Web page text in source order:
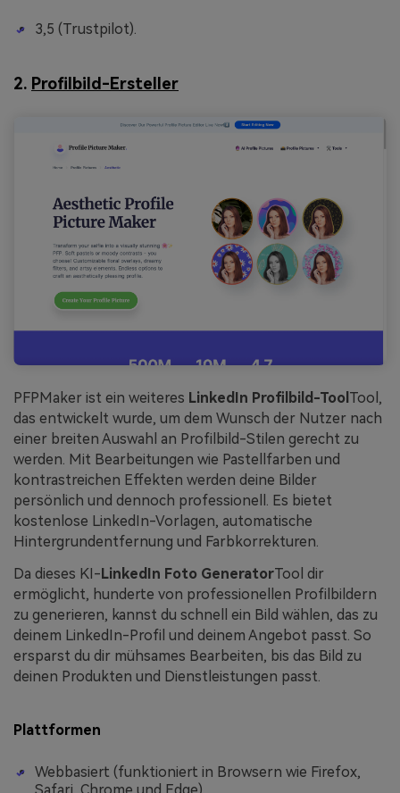
3,5 (Trustpilot).
2. Profilbild-Ersteller
PFPMaker ist ein weiteres LinkedIn Profilbild-Tool Tool,
das entwickelt wurde, um dem Wunsch der Nutzer nach
einer breiten Auswahl an Profilbild-Stilen gerecht zu
werden. Mit Bearbeitungen wie Pastellfarben und
kontrastreichen Effekten werden deine Bilder
persönlich und dennoch professionell. Es bietet
kostenlose LinkedIn-Vorlagen, automatische
Hintergrundentfernung und Farbkorrekturen.
Da dieses KI-LinkedIn Foto GeneratorTool dir
ermöglicht, hunderte von professionellen Profilbildern
zu generieren, kannst du schnell ein Bild wählen, das zu
deinem LinkedIn-Profil und deinem Angebot passt. So
ersparst du dir mühsames Bearbeiten, bis das Bild zu
deinen Produkten und Dienstleistungen passt.
Plattformen
Webbasiert (funktioniert in Browsern wie Firefox,